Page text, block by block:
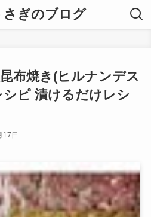
さぎのブログ
布焼き(ヒルナンデス
シピ 漬けるだけレシ
17日